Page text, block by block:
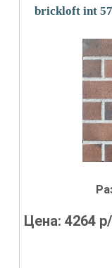
brickloft int
Цена:4264